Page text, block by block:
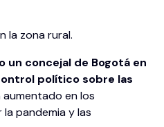
la zona rural.
un concejal de Bogotá en
político sobre las
aumentado en los
pandemia y las